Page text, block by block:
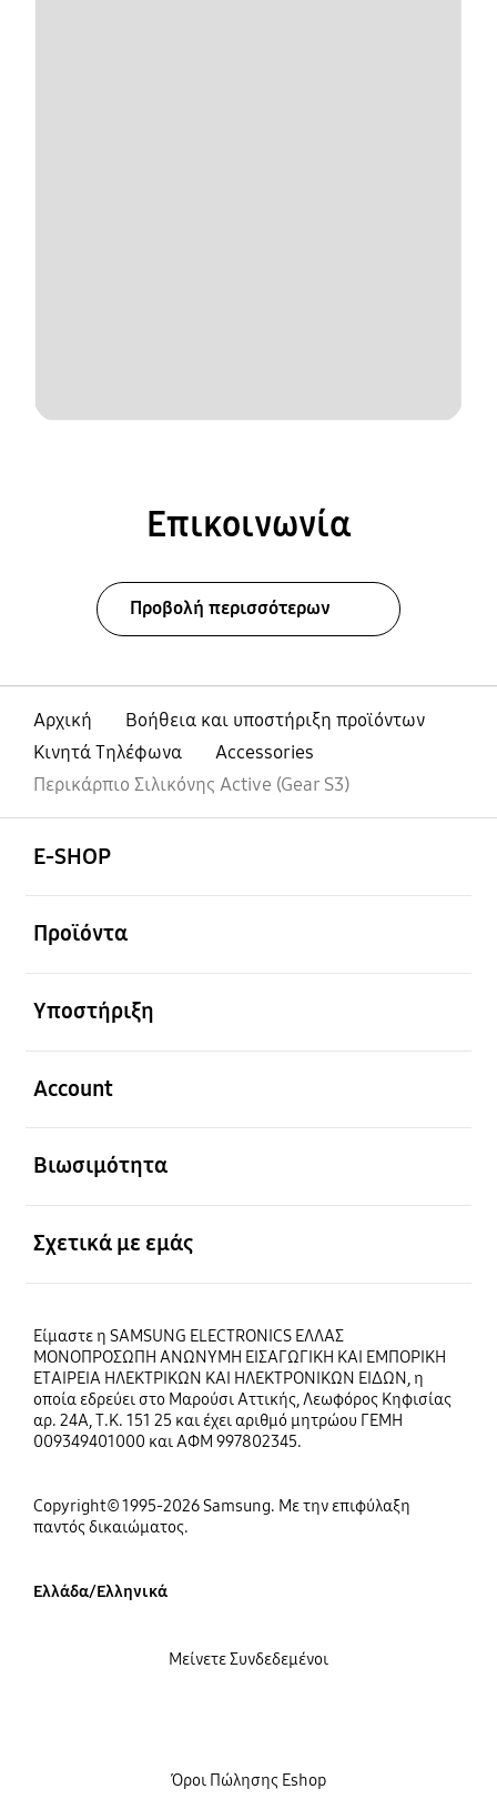
Επικοινωνία
Προβολή περισσότερων
Αρχική
Βοήθεια και υποστήριξη προϊόντων
Κινητά Τηλέφωνα
Accessories
Περικάρπιο Σιλικόνης Active (Gear S3)
E-SHOP
Προϊόντα
Υποστήριξη
Account
Βιωσιμότητα
Σχετικά με εμάς
Είμαστε η SAMSUNG ELECTRONICS ΕΛΛΑΣ
ΜΟΝΟΠΡΟΣΩΠΗ ΑΝΩΝΥΜΗ ΕΙΣΑΓΩΓΙΚΗ ΚΑΙ ΕΜΠΟΡΙΚΗ
ΕΤΑΙΡΕΙΑ ΗΛΕΚΤΡΙΚΩΝ ΚΑΙ ΗΛΕΚΤΡΟΝΙΚΩΝ ΕΙΔΩΝ, η
οποία εδρεύει στο Μαρούσι Αττικής, Λεωφόρος Κηφισίας
αρ. 24Α, Τ.Κ. 151 25 και έχει αριθμό μητρώου ΓΕΜΗ
009349401000 και ΑΦΜ 997802345.
Copyright© 1995-2026 Samsung. Με την επιφύλαξη
παντός δικαιώματος.
Ελλάδα/Ελληνικά
Όροι Πώλησης Eshop
Μείνετε Συνδεδεμένοι